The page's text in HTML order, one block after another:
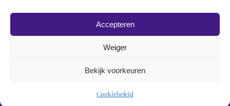
Accepteren
Weiger
Bekijk voorkeuren
Cookiebeleid
© 2019 Roel Wiechers | Powered by